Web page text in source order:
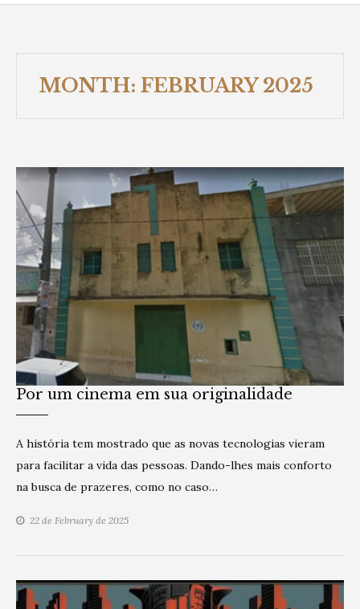
MONTH: FEBRUARY 2025
Por um cinema em sua originalidade
A história tem mostrado que as novas tecnologias vieram
para facilitar a vida das pessoas. Dando-lhes mais conforto
na busca de prazeres, como no caso…
22 de February de 2025